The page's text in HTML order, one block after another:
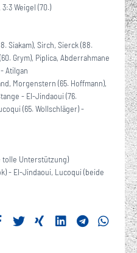
Weigel (70.)
Siakam), Sirch, Sierck (88.
Grym), Piplica, Abderrahmane
Atilgan
Morgenstern (65. Hoffmann),
- El-Jindaoui (76.
(65. Wollschläger) -
tolle Unterstützung)
- El-Jindaoui, Lucoqui (beide